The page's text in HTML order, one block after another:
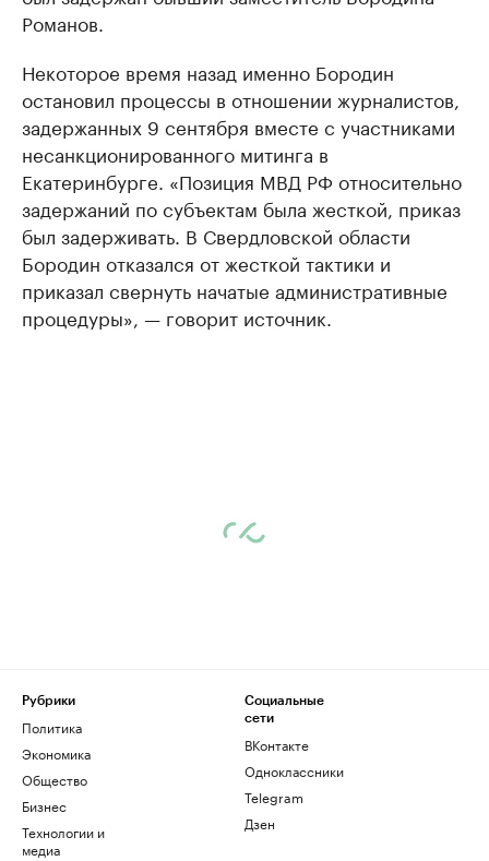
Романов.
Некоторое время назад именно Бородин
остановил процессы в отношении журналистов,
задержанных 9 сентября вместе с участниками
несанкционированного митинга в
Екатеринбурге. «Позиция МВД РФ относительно
задержаний по субъектам была жесткой, приказ
был задерживать. В Свердловской области
Бородин отказался от жесткой тактики и
приказал свернуть начатые административные
процедуры», — говорит источник.
Рубрики
Политика
Экономика
Общество
Бизнес
Технологии и
медиа
Социальные
сети
ВКонтакте
Одноклассники
Telegram
Дзен